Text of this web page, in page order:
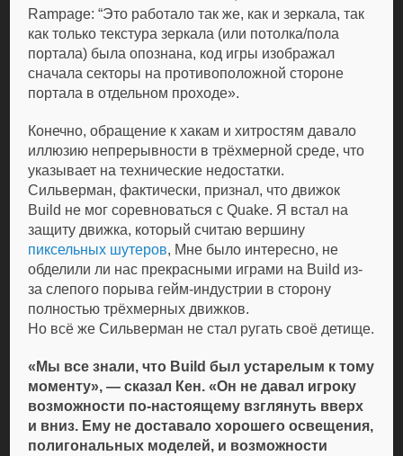
Rampage: “Это работало так же, как и зеркала, так
как только текстура зеркала (или потолка/пола
портала) была опознана, код игры изображал
сначала секторы на противоположной стороне
портала в отдельном проходе».
Конечно, обращение к хакам и хитростям давало
иллюзию непрерывности в трёхмерной среде, что
указывает на технические недостатки.
Сильверман, фактически, признал, что движок
Build не мог соревноваться с Quake. Я встал на
защиту движка, который считаю вершину
пиксельных шутеров, Мне было интересно, не
обделили ли нас прекрасными играми на Build из-
за слепого порыва гейм-индустрии в сторону
полностью трёхмерных движков.
Но всё же Сильверман не стал ругать своё детище.
«Мы все знали, что Build был устарелым к тому
моменту», — сказал Кен. «Он не давал игроку
возможности по-настоящему взглянуть вверх
и вниз. Ему не доставало хорошего освещения,
полигональных моделей, и возможности